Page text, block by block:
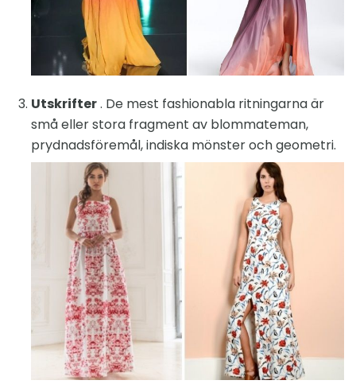
Utskrifter. De mest fashionabla ritningarna är
små eller stora fragment av blommateman,
prydnadsföremål, indiska mönster och geometri.